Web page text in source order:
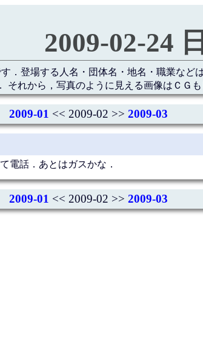
2009-02-24
．登場する人名・団体名・地名・職業など
それから，写真のように見える画像はＣＧ
2009-01 << 2009-02 >> 2009-03
電話．あとはガスかな．
2009-01 << 2009-02 >> 2009-03